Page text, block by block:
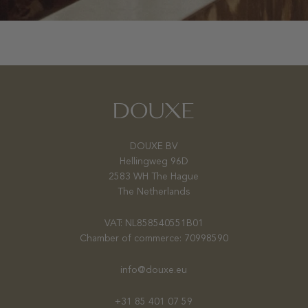
DOUXE BV
Hellingweg 96D
2583 WH The Hague
The Netherlands
VAT: NL858540551B01
Chamber of commerce: 70998590
info@douxe.eu
+31 85 401 07 59